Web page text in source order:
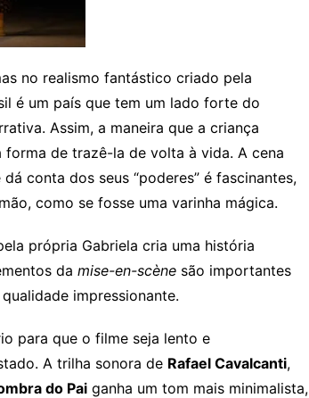
no realismo fantástico criado pela
é um país que tem um lado forte do
Assim, a maneira que a criança
de trazê-la de volta à vida. A cena
conta dos seus “poderes” é fascinantes,
como se fosse uma varinha mágica.
própria Gabriela cria uma história
da mise-en-scène são importantes
impressionante.
para que o filme seja lento e
A trilha sonora de Rafael Cavalcanti,
do Pai ganha um tom mais minimalista,